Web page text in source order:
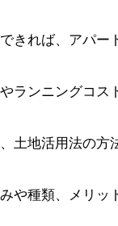
きれば、アパー
ランニングコス
土地活用法の方
や種類、メリッ